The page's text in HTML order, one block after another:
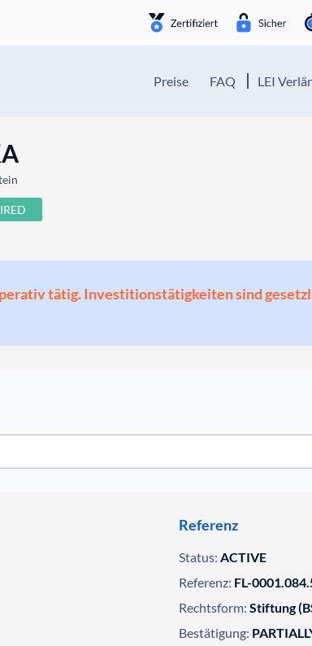
Preise FAQ LEI
tätig. Investitionstätigkeiten sind
Referenz
Status: ACTIVE
Referenz: FL-
Rechtsform: Stiftung
Bestätigung: